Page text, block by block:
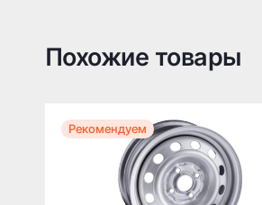
Похожие товары
Рекомендуем